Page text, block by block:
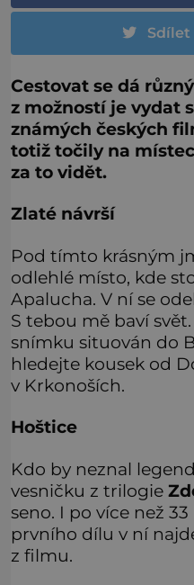
Cestovat se dá
z možností je vydat
známých českých
totiž točily na
za to vidět.
Zlaté návrší
Pod tímto krásným
odlehlé místo, kde
Apalucha. V ní se
S tebou mě baví
snímku situován do
hledejte kousek od
v Krkonoších.
Hoštice
Kdo by neznal
vesničku z trilogie
seno. I po více než
prvního dílu v ní
z filmu.